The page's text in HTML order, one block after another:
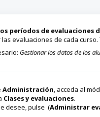
períodos de evaluaciones
evaluaciones de cada
Gestionar los datos de los
Administración, acceda al
Clases y evaluaciones.
desee, pulse (Administrar